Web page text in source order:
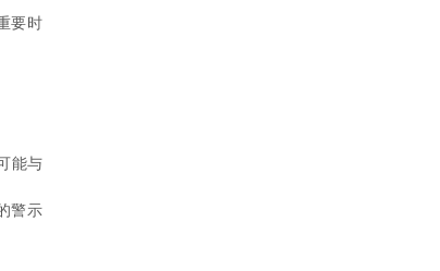
要时
能与
警示